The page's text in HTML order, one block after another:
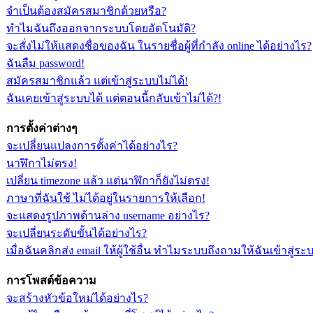
จำเป็นต้องสมัครสมาชิกด้วยหรือ?
ทำไมฉันถึงออกจากระบบโดยอัตโนมัติ?
จะสั่งไม่ให้แสดงชื่อของฉัน ในรายชื่อผู้ที่กำลัง online ได้อย่างไร?
ฉันลืม password!
สมัครสมาชิกแล้ว แต่เข้าสู่ระบบไม่ได้!
ฉันเคยเข้าสู่ระบบได้ แต่ตอนนี้กลับเข้าไม่ได้?!
การตั้งค่าต่างๆ
จะเปลี่ยนแปลงการตั้งค่าได้อย่างไร?
นาฬิกาไม่ตรง!
เปลี่ยน timezone แล้ว แต่นาฬิกาก็ยังไม่ตรง!
ภาษาที่ฉันใช้ ไม่ได้อยู่ในรายการให้เลือก!
จะแสดงรูปภาพด้านล่าง username อย่างไร?
จะเปลี่ยนระดับขั้นได้อย่างไร?
เมื่อฉันคลิกส่ง email ให้ผู้ใช้อื่น ทำไมระบบถึงถามให้ฉันเข้าสู่ระ
การโพสต์ข้อความ
จะสร้างหัวข้อใหม่ได้อย่างไร?